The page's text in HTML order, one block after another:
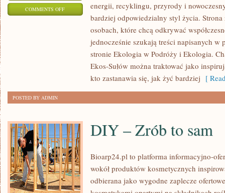
COMMENTS OFFON
energii, recyklingu, przyrody i
bardziej odpowiedzialny styl życia. Strona
osobach, które chcą odkrywać
jednocześnie szukają treści napisanych w
stronie Ekologia w Podróży i Ekologia.
Ekos-Sułów można traktować jako
kto zastanawia się, jak żyć bardziej [
POSTED BY ADMIN
DIY – Zrób to sam
Bioarp24.pl to platforma informacyjno-
wokół produktów kosmetycznych
odbierana jako wygodne zaplecze